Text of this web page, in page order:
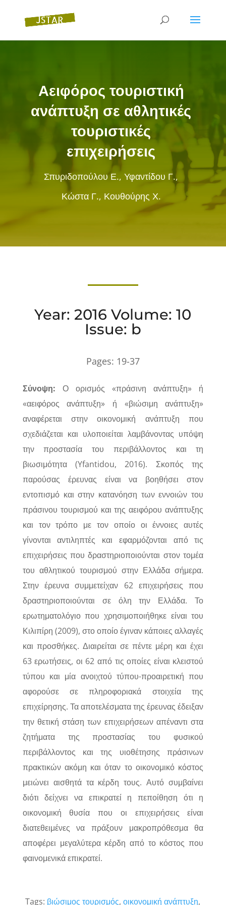
Αειφόρος τουριστική
ανάπτυξη σε αθλητικές
τουριστικές
επιχειρήσεις
Σπυριδοπούλου Ε., Υφαντίδου Γ.,
Κώστα Γ., Κουθούρης Χ.
Year: 2016 Volume: 10
Issue: b
Pages: 19-37
Σύνοψη: Ο ορισμός «πράσινη ανάπτυξη» ή
«αειφόρος ανάπτυξη» ή «βιώσιμη ανάπτυξη»
αναφέρεται στην οικονομική ανάπτυξη που
σχεδιάζεται και υλοποιείται λαμβάνοντας υπόψη
την προστασία του περιβάλλοντος και τη
βιωσιμότητα (Yfantidou, 2016). Σκοπός της
παρούσας έρευνας είναι να βοηθήσει στον
εντοπισμό και στην κατανόηση των εννοιών του
πράσινου τουρισμού και της αειφόρου ανάπτυξης
και τον τρόπο με τον οποίο οι έννοιες αυτές
γίνονται αντιληπτές και εφαρμόζονται από τις
επιχειρήσεις που δραστηριοποιούνται στον τομέα
του αθλητικού τουρισμού στην Ελλάδα σήμερα.
Στην έρευνα συμμετείχαν 62 επιχειρήσεις που
δραστηριοποιούνται σε όλη την Ελλάδα. Το
ερωτηματολόγιο που χρησιμοποιήθηκε είναι του
Κιλιπίρη (2009), στο οποίο έγιναν κάποιες αλλαγές
και προσθήκες. Διαιρείται σε πέντε μέρη και έχει
63 ερωτήσεις, οι 62 από τις οποίες είναι κλειστού
τύπου και μία ανοιχτού τύπου-προαιρετική που
αφορούσε σε πληροφοριακά στοιχεία της
επιχείρησης. Τα αποτελέσματα της έρευνας έδειξαν
την θετική στάση των επιχειρήσεων απέναντι στα
ζητήματα της προστασίας του φυσικού
περιβάλλοντος και της υιοθέτησης πράσινων
πρακτικών ακόμη και όταν το οικονομικό κόστος
μειώνει αισθητά τα κέρδη τους. Αυτό συμβαίνει
διότι δείχνει να επικρατεί η πεποίθηση ότι η
οικονομική θυσία που οι επιχειρήσεις είναι
διατεθειμένες να πράξουν μακροπρόθεσμα θα
αποφέρει μεγαλύτερα κέρδη από το κόστος που
φαινομενικά επικρατεί.
Tags: βιώσιμος τουρισμός,οικονομική ανάπτυξη,